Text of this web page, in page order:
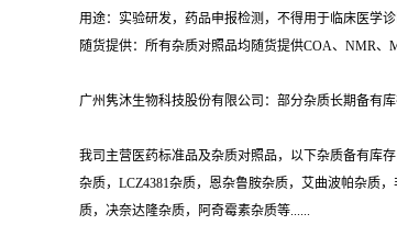
用途：实验研发，药品申报检测，不得用于临床医学诊
随货提供：所有杂质对照品均随货提供COA、NMR、
广州隽沐生物科技股份有限公司：部分杂质长期备有
我司主营医药标准品及杂质对照品，以下杂质备有库
杂质，LCZ4381杂质，恩杂鲁胺杂质，艾曲波帕杂质
质，决奈达隆杂质，阿奇霉素杂质等......